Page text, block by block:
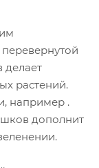
делает
растений.
например .
дополнит